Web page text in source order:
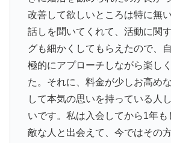
改善して欲しいところは特に無
話しを聞いてくれて、活動に関
グも細かくしてもらえたので、
極的にアプローチしながら楽し
た。それに、料金が少しお高め
して本気の思いを持っている人
いです。私は入会してから1年
敵な人と出会えて、今ではその